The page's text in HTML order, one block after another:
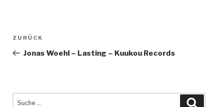
Beitragsnavigation
Vorheriger
ZURÜCK
Jonas Woehl – Lasting – Kuukou Records